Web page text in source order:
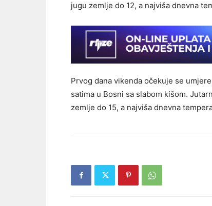
jugu zemlje do 12, a najviša dnevna
Prvog dana vikenda očekuje se
satima u Bosni sa slabom kišom.
zemlje do 15, a najviša dnevna